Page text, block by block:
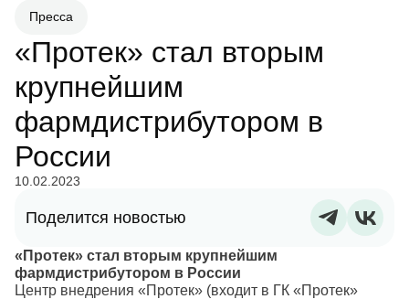
Пресса
«Протек» стал вторым
крупнейшим
фармдистрибутором в
России
10.02.2023
Поделится новостью
«Протек» стал вторым крупнейшим
фармдистрибутором в России
Центр внедрения «Протек» (входит в ГК «Протек»